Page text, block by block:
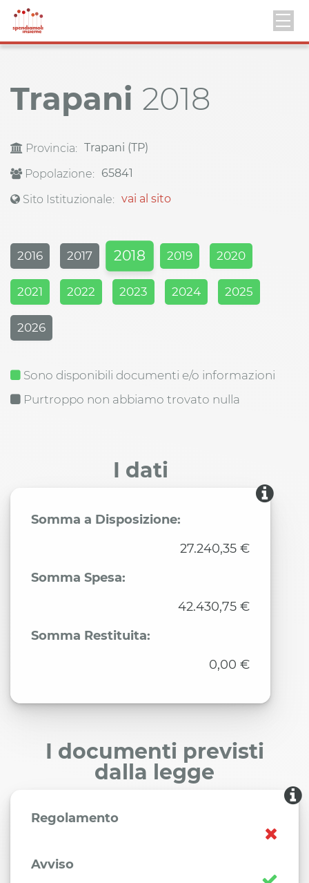
Trapani 2018
Provincia: Trapani (TP)
Popolazione:
65841
Sito Istituzionale: vai al sito
2016 2017 2018 2019 2020
2021 2022 2023 2024 2025
2026
Sono disponibili documenti e/o informazioni
Purtroppo non abbiamo trovato nulla
I dati
Somma a Disposizione:
27.240,35 €
Somma Spesa:
42.430,75 €
Somma Restituita:
0,00 €
I documenti previsti
dalla legge
Regolamento
Avviso